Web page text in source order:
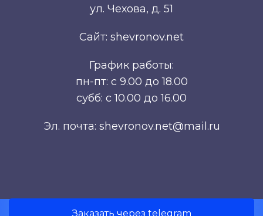
ул. Чехова, д. 51
Сайт: shevronov.net
График работы:
пн-пт: с 9.00 до 18.00
субб: с 10.00 до 16.00
Эл. почта: shevronov.net@mail.ru
Заказать через telegram